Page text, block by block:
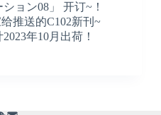
ョン08」 开订~！
推送的C102新刊~
年10月出荷！